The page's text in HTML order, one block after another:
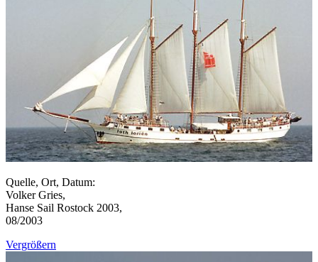
Quelle, Ort, Datum:
Volker Gries,
Hanse Sail Rostock 2003,
08/2003
Vergrößern